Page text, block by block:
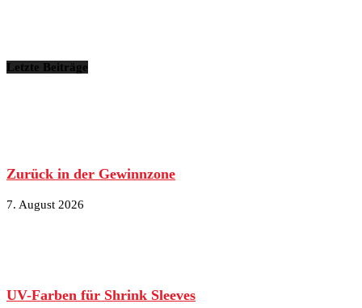
Letzte Beiträge
Zurück in der Gewinnzone
7. August 2026
UV-Farben für Shrink Sleeves